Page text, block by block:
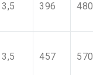
3,5 396 480
3,5 457 570